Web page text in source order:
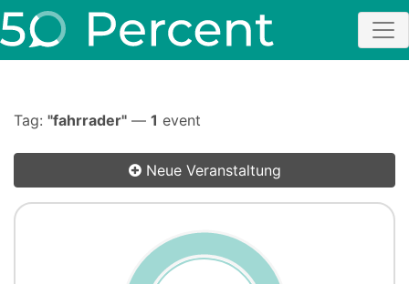
Tag: "fahrrader" — 1 event
Neue Veranstaltung